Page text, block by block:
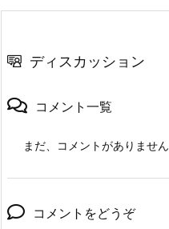
ディスカッション
コメント一覧
まだ、コメントがありません
コメントをどうぞ